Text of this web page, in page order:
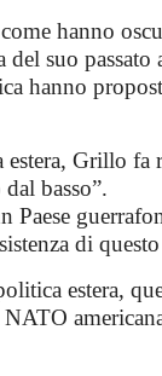
hanno
suo
hanno
Grillo fa
basso”.
Paese
di
estera,